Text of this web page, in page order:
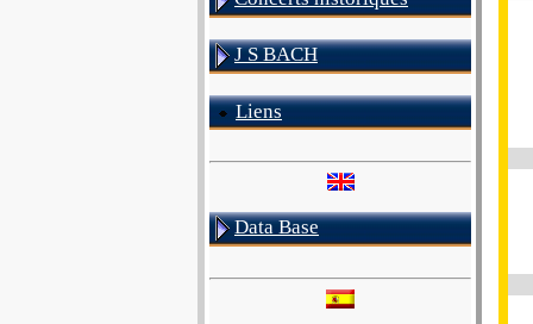
J S BACH
Liens
Data Base